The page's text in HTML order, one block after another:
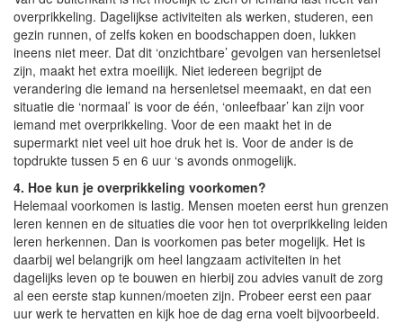
overprikkeling. Dagelijkse activiteiten als werken, studeren, een
gezin runnen, of zelfs koken en boodschappen doen, lukken
ineens niet meer. Dat dit ‘onzichtbare’ gevolgen van hersenletsel
zijn, maakt het extra moeilijk. Niet iedereen begrijpt de
verandering die iemand na hersenletsel meemaakt, en dat een
situatie die ‘normaal’ is voor de één, ‘onleefbaar’ kan zijn voor
iemand met overprikkeling. Voor de een maakt het in de
supermarkt niet veel uit hoe druk het is. Voor de ander is de
topdrukte tussen 5 en 6 uur ‘s avonds onmogelijk.
4. Hoe kun je overprikkeling voorkomen?
Helemaal voorkomen is lastig. Mensen moeten eerst hun grenzen
leren kennen en de situaties die voor hen tot overprikkeling leiden
leren herkennen. Dan is voorkomen pas beter mogelijk. Het is
daarbij wel belangrijk om heel langzaam activiteiten in het
dagelijks leven op te bouwen en hierbij zou advies vanuit de zorg
al een eerste stap kunnen/moeten zijn. Probeer eerst een paar
uur werk te hervatten en kijk hoe de dag erna voelt bijvoorbeeld.